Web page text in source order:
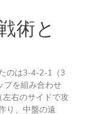
術と
のは3-4-2-1（3
プを組み合わせ
右のサイドで攻
り、中盤の遠